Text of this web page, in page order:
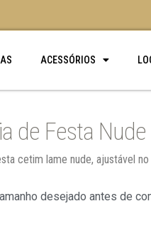
ACESSÓRIOS
de Festa
cetim lame nude, ajustável no
desejado antes de